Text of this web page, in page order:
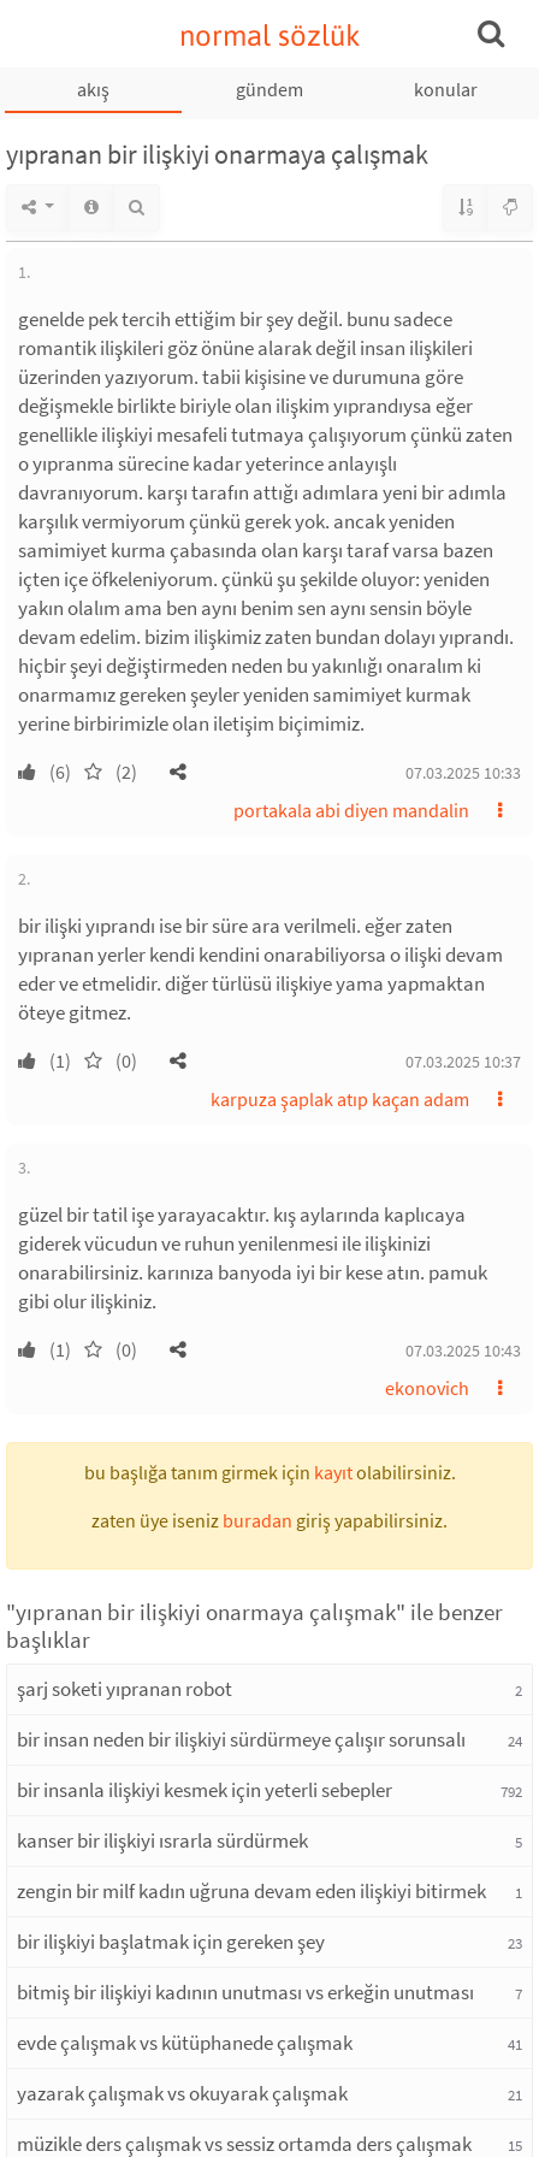
normal sözlük
akış gündem konular
yıpranan bir ilişkiyi onarmaya çalışmak
1.
genelde pek tercih ettiğim bir şey değil. bunu sadece
romantik ilişkileri göz önüne alarak değil insan ilişkileri
üzerinden yazıyorum. tabii kişisine ve durumuna göre
değişmekle birlikte biriyle olan ilişkim yıprandıysa eğer
genellikle ilişkiyi mesafeli tutmaya çalışıyorum çünkü zaten
o yıpranma sürecine kadar yeterince anlayışlı
davranıyorum. karşı tarafın attığı adımlara yeni bir adımla
karşılık vermiyorum çünkü gerek yok. ancak yeniden
samimiyet kurma çabasında olan karşı taraf varsa bazen
içten içe öfkeleniyorum. çünkü şu şekilde oluyor: yeniden
yakın olalım ama ben aynı benim sen aynı sensin böyle
devam edelim. bizim ilişkimiz zaten bundan dolayı yıprandı.
hiçbir şeyi değiştirmeden neden bu yakınlığı onaralım ki
onarmamız gereken şeyler yeniden samimiyet kurmak
yerine birbirimizle olan iletişim biçimimiz.
(6) (2) 07.03.2025 10:33
portakala abi diyen mandalin
2.
bir ilişki yıprandı ise bir süre ara verilmeli. eğer zaten
yıpranan yerler kendi kendini onarabiliyorsa o ilişki devam
eder ve etmelidir. diğer türlüsü ilişkiye yama yapmaktan
öteye gitmez.
(1) (0) 07.03.2025 10:37
karpuza şaplak atıp kaçan adam
3.
güzel bir tatil işe yarayacaktır. kış aylarında kaplıcaya
giderek vücudun ve ruhun yenilenmesi ile ilişkinizi
onarabilirsiniz. karınıza banyoda iyi bir kese atın. pamuk
gibi olur ilişkiniz.
(1) (0) 07.03.2025 10:43
ekonovich
bu başlığa tanım girmek için kayıtolabilirsiniz.
zaten üye iseniz buradan giriş yapabilirsiniz.
"yıpranan bir ilişkiyi onarmaya çalışmak" ile benzer
başlıklar
şarj soketi yıpranan robot 2
bir insan neden bir ilişkiyi sürdürmeye çalışır sorunsalı 24
bir insanla ilişkiyi kesmek için yeterli sebepler 792
kanser bir ilişkiyi ısrarla sürdürmek 5
zengin bir milf kadın uğruna devam eden ilişkiyi bitirmek 1
bir ilişkiyi başlatmak için gereken şey 23
bitmiş bir ilişkiyi kadının unutması vs erkeğin unutması 7
evde çalışmak vs kütüphanede çalışmak 41
yazarak çalışmak vs okuyarak çalışmak 21
müzikle ders çalışmak vs sessiz ortamda ders çalışmak 15